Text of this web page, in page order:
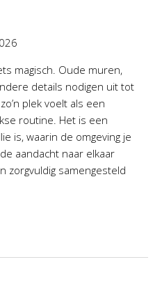
magisch. Oude muren,
details nodigen uit tot
plek voelt als een
routine. Het is een
is, waarin de omgeving je
aandacht naar elkaar
zorgvuldig samengesteld